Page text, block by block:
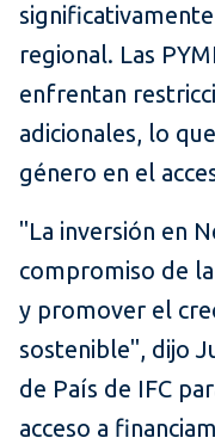
regional. Las
enfrentan
adicionales, lo
género en el
"La inversión en
compromiso de la
y promover el
sostenible", dijo
de País de IFC
acceso a